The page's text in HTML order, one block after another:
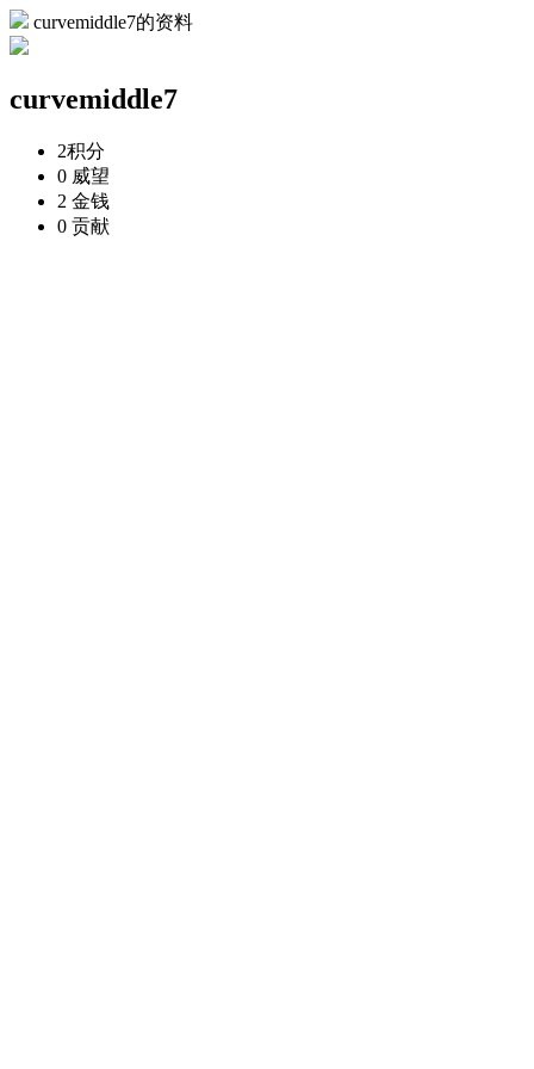
curvemiddle7的资料
curvemiddle7
2积分
0 威望
2 金钱
0 贡献